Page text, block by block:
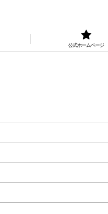
公式ホームページ